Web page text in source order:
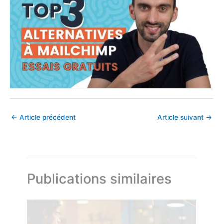
← Article précédent Article suivant →
Publications similaires